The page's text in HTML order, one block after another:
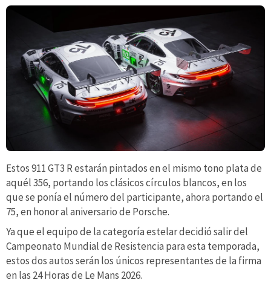
Estos 911 GT3 R estarán pintados en el mismo tono plata de
aquél 356, portando los clásicos círculos blancos, en los
que se ponía el número del participante, ahora portando el
75, en honor al aniversario de Porsche.
Ya que el equipo de la categoría estelar decidió salir del
Campeonato Mundial de Resistencia para esta temporada,
estos dos autos serán los únicos representantes de la firma
en las 24 Horas de Le Mans 2026.